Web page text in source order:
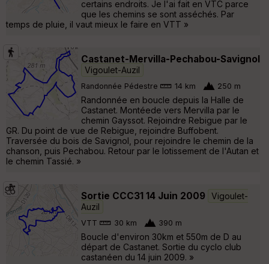
certains endroits. Je l'ai fait en VTC parce
que les chemins se sont asséchés. Par
temps de pluie, il vaut mieux le faire en VTT »
Castanet-Mervilla-Pechabou-Savignol
Vigoulet-Auzil
Randonnée Pédestre 14 km 250 m
Randonnée en boucle depuis la Halle de
Castanet. Montéede vers Mervilla par le
chemin Gayssot. Rejoindre Rebigue par le
GR. Du point de vue de Rebigue, rejoindre Buffobent.
Traversée du bois de Savignol, pour rejoindre le chemin de la
chanson, puis Pechabou. Retour par le lotissement de l'Autan et
le chemin Tassié. »
Sortie CCC31 14 Juin 2009
Vigoulet-
Auzil
VTT 30 km 390 m
Boucle d'environ 30km et 550m de D au
départ de Castanet. Sortie du cyclo club
castanéen du 14 juin 2009. »